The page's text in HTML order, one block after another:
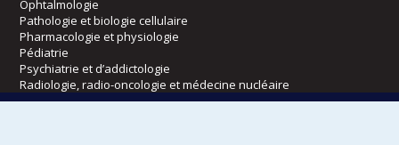
Ophtalmologie
Pathologie et biologie cellulaire
Pharmacologie et physiologie
Pédiatrie
Psychiatrie et d’addictologie
Radiologie, radio-oncologie et médecine nucléaire